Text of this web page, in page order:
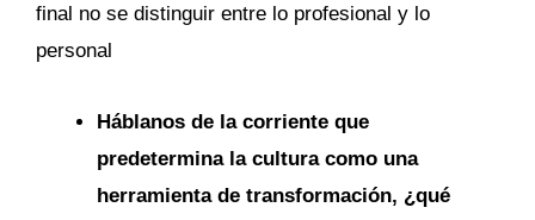
final no se distinguir entre lo profesional y lo
personal
Háblanos de la corriente que
predetermina la cultura como una
herramienta de transformación, ¿qué